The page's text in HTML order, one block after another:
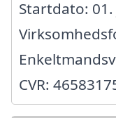
Startdato: 01.
CVR: